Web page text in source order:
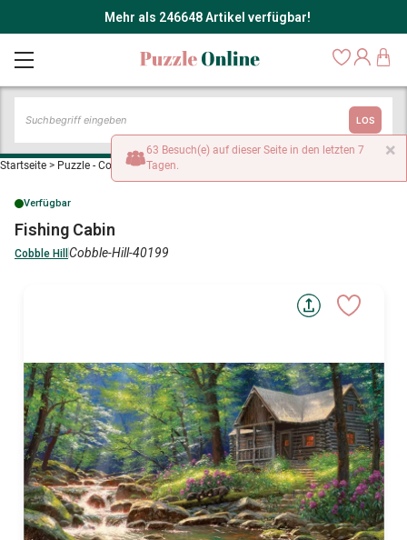
Mehr als 246648 Artikel verfügbar!
LOS
Startseite > Puzzle - Cottages und Chalets
Verfügbar
Fishing Cabin
Cobble Hill Cobble-Hill-40199
×
63 Besuch(e) auf dieser Seite in den letzten 7
Tagen.